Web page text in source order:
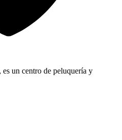
un centro de peluquería y